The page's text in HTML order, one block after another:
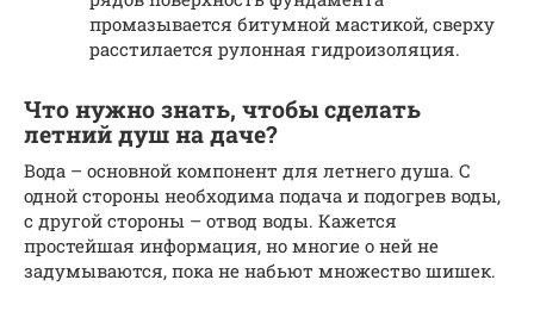
промазывается битумной мастикой, сверху
расстилается рулонная гидроизоляция.
Что нужно знать, чтобы сделать
летний душ на даче?
Вода – основной компонент для летнего душа. С
одной стороны необходима подача и подогрев воды,
с другой стороны – отвод воды. Кажется
простейшая информация, но многие о ней не
задумываются, пока не набьют множество шишек.